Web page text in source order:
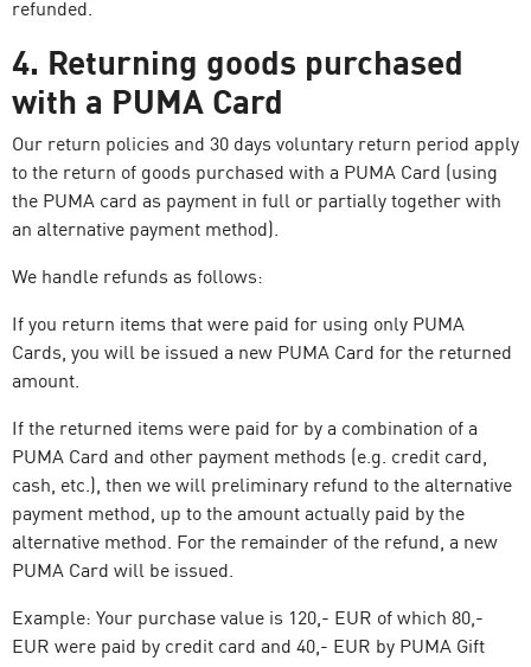
refunded.
4. Returning goods purchased
with a PUMA Card
Our return policies and 30 days voluntary return period apply
to the return of goods purchased with a PUMA Card (using
the PUMA card as payment in full or partially together with
an alternative payment method).
We handle refunds as follows:
If you return items that were paid for using only PUMA
Cards, you will be issued a new PUMA Card for the returned
amount.
If the returned items were paid for by a combination of a
PUMA Card and other payment methods (e.g. credit card,
cash, etc.), then we will preliminary refund to the alternative
payment method, up to the amount actually paid by the
alternative method. For the remainder of the refund, a new
PUMA Card will be issued.
Example: Your purchase value is 120,- EUR of which 80,-
EUR were paid by credit card and 40,- EUR by PUMA Gift